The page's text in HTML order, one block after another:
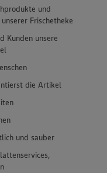
und
Frischetheke
Kunden unsere
die Artikel
und sauber